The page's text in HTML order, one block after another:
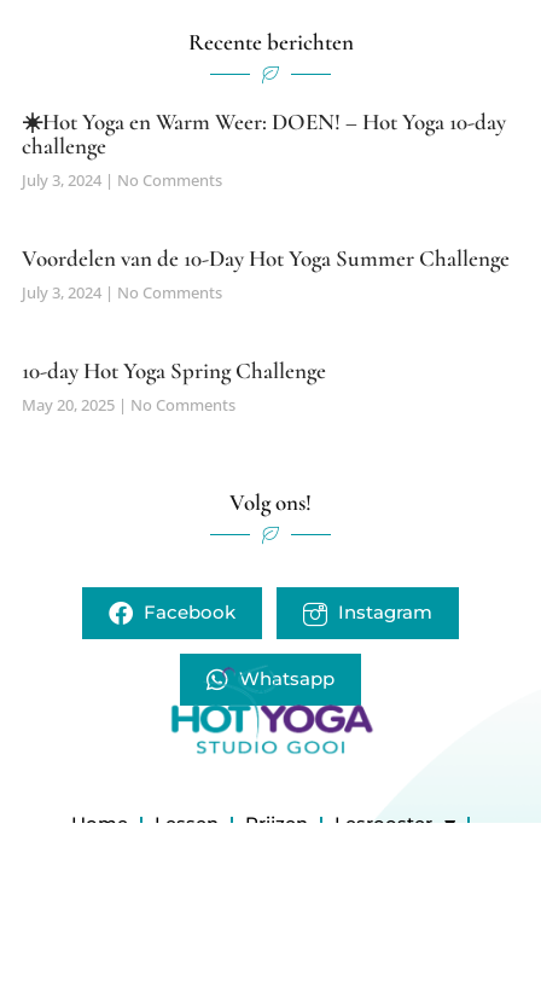
Recente berichten
☀️Hot Yoga en Warm Weer: DOEN! – Hot Yoga 10-day
challenge
July 3, 2024 No Comments
Voordelen van de 10-Day Hot Yoga Summer Challenge
July 3, 2024 No Comments
10-day Hot Yoga Spring Challenge
May 20, 2025 No Comments
Volg ons!
Facebook Instagram
Whatsapp
Home Lessen Prijzen
Lesrooster